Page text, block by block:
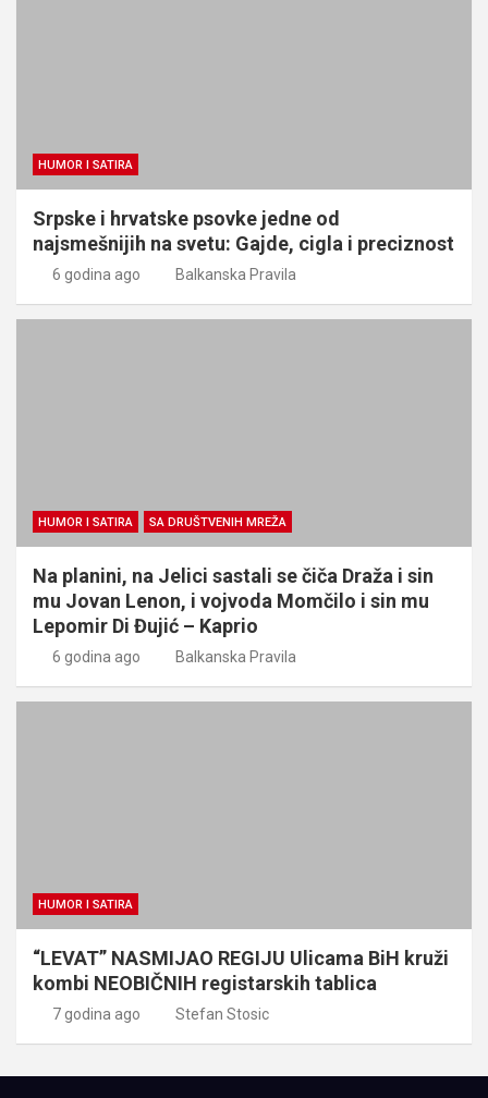
HUMOR I SATIRA
Srpske i hrvatske psovke jedne od
najsmešnijih na svetu: Gajde, cigla i preciznost
6 godina ago Balkanska Pravila
HUMOR I SATIRA SA DRUŠTVENIH MREŽA
Na planini, na Jelici sastali se čiča Draža i sin
mu Jovan Lenon, i vojvoda Momčilo i sin mu
Lepomir Di Đujić – Kaprio
6 godina ago Balkanska Pravila
HUMOR I SATIRA
“LEVAT” NASMIJAO REGIJU Ulicama BiH kruži
kombi NEOBIČNIH registarskih tablica
7 godina ago Stefan Stosic